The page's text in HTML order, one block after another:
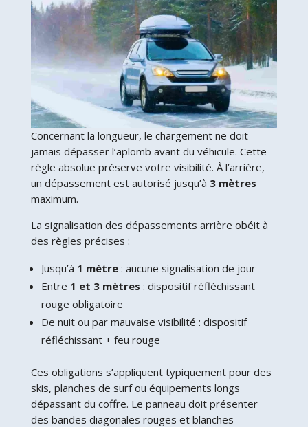
Concernant la longueur, le chargement ne doit
jamais dépasser l’aplomb avant du véhicule. Cette
règle absolue préserve votre visibilité. À l’arrière,
un dépassement est autorisé jusqu’à 3 mètres
maximum.
La signalisation des dépassements arrière obéit à
des règles précises :
Jusqu’à 1 mètre: aucune signalisation de jour
Entre 1 et 3 mètres : dispositif réfléchissant
rouge obligatoire
De nuit ou par mauvaise visibilité : dispositif
réfléchissant + feu rouge
Ces obligations s’appliquent typiquement pour des
skis, planches de surf ou équipements longs
dépassant du coffre. Le panneau doit présenter
des bandes diagonales rouges et blanches